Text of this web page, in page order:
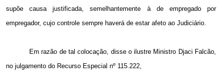
supõe causa justificada, semelhantemente à de empregado por
empregador, cujo controle sempre haverá de estar afeto ao Judiciário.
Em razão de tal colocação, disse o ilustre Ministro Djaci Falcão,
no julgamento do Recurso Especial nº 115.222,